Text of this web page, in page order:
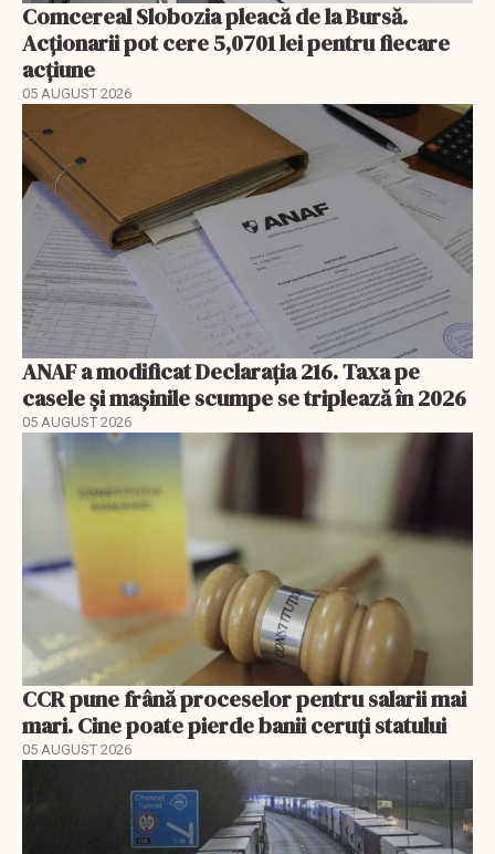
Comcereal Slobozia pleacă de la Bursă.
Acționarii pot cere 5,0701 lei pentru fiecare
acțiune
05 AUGUST 2026
ANAF a modificat Declarația 216. Taxa pe
casele și mașinile scumpe se triplează în 2026
05 AUGUST 2026
CCR pune frână proceselor pentru salarii mai
mari. Cine poate pierde banii ceruți statului
05 AUGUST 2026